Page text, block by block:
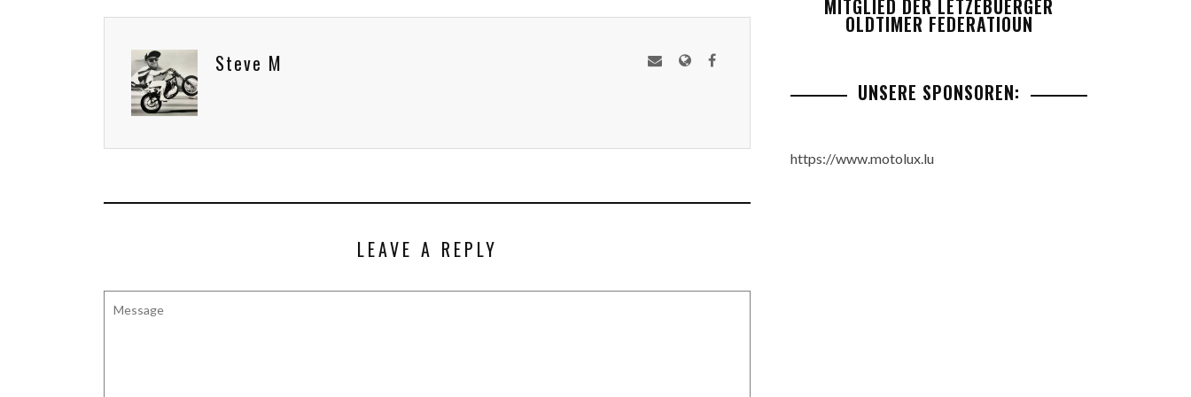
Steve M
LEAVE A REPLY
MITGLIED DER LETZEBUERGER
OLDTIMER FEDERATIOUN
UNSERE SPONSOREN:
https://www.motolux.lu